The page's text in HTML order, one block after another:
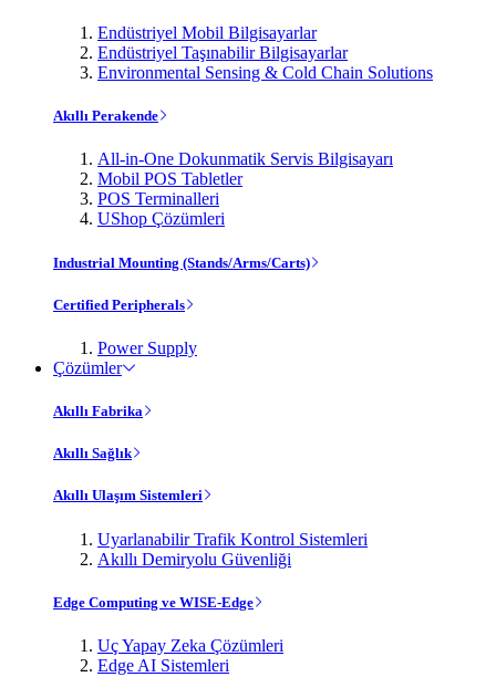
Endüstriyel Mobil Bilgisayarlar
Endüstriyel Taşınabilir Bilgisayarlar
Environmental Sensing & Cold Chain Solutions
Akıllı Perakende
All-in-One Dokunmatik Servis Bilgisayarı
Mobil POS Tabletler
POS Terminalleri
UShop Çözümleri
Industrial Mounting (Stands/Arms/Carts)
Certified Peripherals
Power Supply
Çözümler
Akıllı Fabrika
Akıllı Sağlık
Akıllı Ulaşım Sistemleri
Uyarlanabilir Trafik Kontrol Sistemleri
Akıllı Demiryolu Güvenliği
Edge Computing ve WISE-Edge
Uç Yapay Zeka Çözümleri
Edge AI Sistemleri